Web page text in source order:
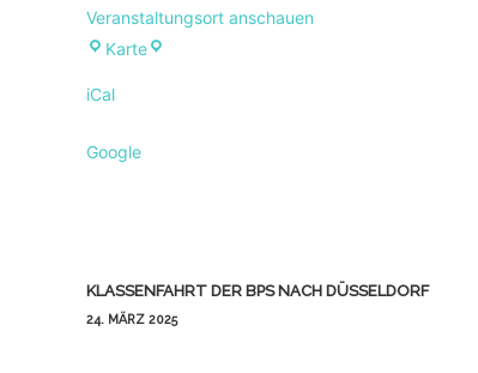
Veranstaltungsort anschauen
KarteRegenbogenschule
iCal
Google
Beitragsnavigation
KLASSENFAHRT DER BPS NACH DÜSSELDORF
24. MÄRZ 2025